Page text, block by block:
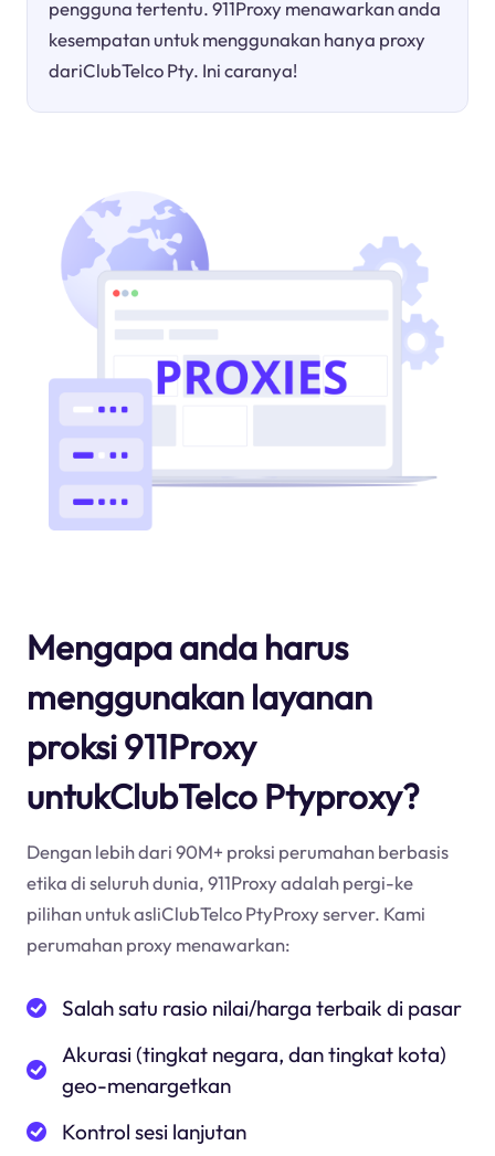
pengguna tertentu. 911Proxy menawarkan anda
kesempatan untuk menggunakan hanya proxy
dariClubTelco Pty. Ini caranya!
Mengapa anda harus
menggunakan layanan
proksi 911Proxy
untukClubTelco Ptyproxy?
Dengan lebih dari 90M+ proksi perumahan berbasis
etika di seluruh dunia, 911Proxy adalah pergi-ke
pilihan untuk asliClubTelco PtyProxy server. Kami
perumahan proxy menawarkan:
Salah satu rasio nilai/harga terbaik di pasar
Akurasi (tingkat negara, dan tingkat kota)
geo-menargetkan
Kontrol sesi lanjutan